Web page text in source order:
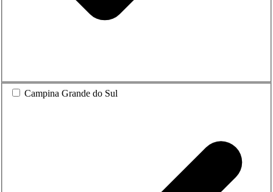
Campina Grande do Sul